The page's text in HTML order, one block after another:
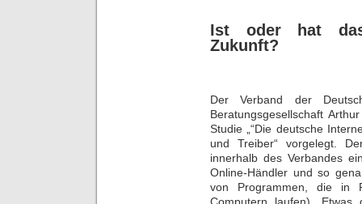
Ist oder hat
Zukunft?
Der Verband der
Beratungsgesellschaft
Studie „“Die deutsche
und Treiber“ vorgelegt.
innerhalb des Verbandes
Online-Händler und so
von Programmen, die in
Computern laufen).